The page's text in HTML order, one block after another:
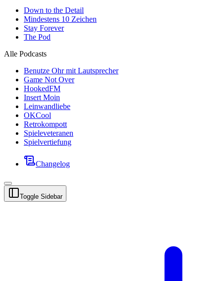
Down to the Detail
Mindestens 10 Zeichen
Stay Forever
The Pod
Alle Podcasts
Benutze Ohr mit Lautsprecher
Game Not Over
HookedFM
Insert Moin
Leinwandliebe
OKCool
Retrokompott
Spieleveteranen
Spielvertiefung
Changelog
Toggle Sidebar